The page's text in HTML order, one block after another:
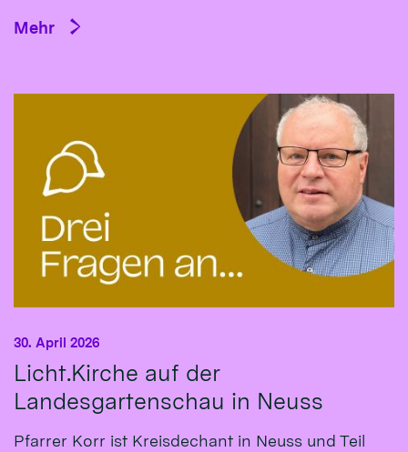
Mehr
Licht.Kirche auf der
Landesgartenschau in Neuss
30. April 2026
Pfarrer Korr ist Kreisdechant in Neuss und Teil